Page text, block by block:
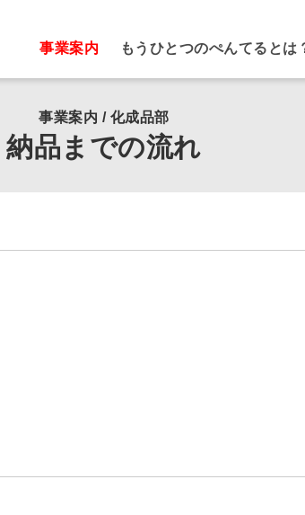
事業案内 もうひとつのぺんてるとは
事業案内 / 化成品部
納品までの流れ